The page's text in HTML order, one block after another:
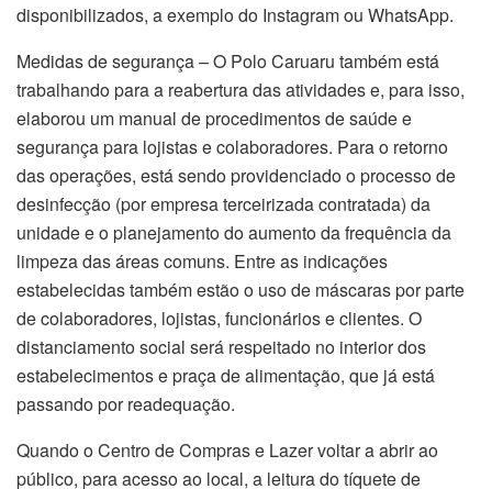
disponibilizados, a exemplo do Instagram ou WhatsApp.
Medidas de segurança – O Polo Caruaru também está
trabalhando para a reabertura das atividades e, para isso,
elaborou um manual de procedimentos de saúde e
segurança para lojistas e colaboradores. Para o retorno
das operações, está sendo providenciado o processo de
desinfecção (por empresa terceirizada contratada) da
unidade e o planejamento do aumento da frequência da
limpeza das áreas comuns. Entre as indicações
estabelecidas também estão o uso de máscaras por parte
de colaboradores, lojistas, funcionários e clientes. O
distanciamento social será respeitado no interior dos
estabelecimentos e praça de alimentação, que já está
passando por readequação.
Quando o Centro de Compras e Lazer voltar a abrir ao
público, para acesso ao local, a leitura do tíquete de